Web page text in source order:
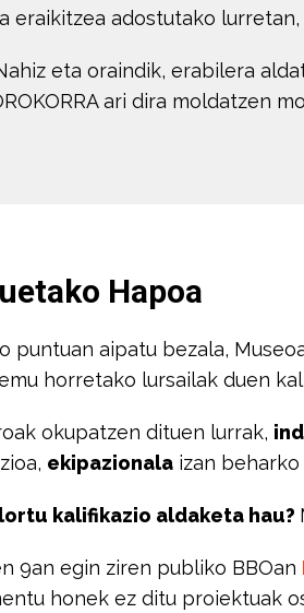
eraikitzea adostutako
eta oraindik, erabilera
ari dira moldatzen
Hapoa
puntuan aipatu bezala,
horretako lursailak duen
okupatzen dituen lurrak,
ekipazionala izan
kalifikazio aldaketa hau?
9an egin ziren publiko BBOan
honek ez ditu proiektuak